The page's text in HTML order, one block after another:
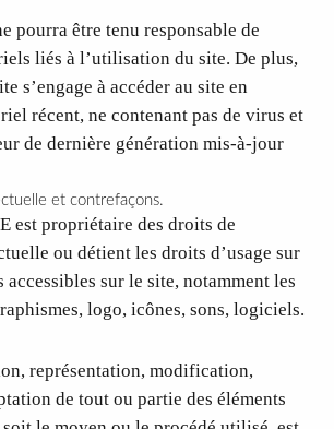
pourra être tenu responsable de
liés à l’utilisation du site. De plus,
s’engage à accéder au site en
récent, ne contenant pas de virus et
de dernière génération mis-à-jour
et contrefaçons.
est propriétaire des droits de
ou détient les droits d’usage sur
accessibles sur le site, notamment les
logo, icônes, sons, logiciels.
représentation, modification,
de tout ou partie des éléments